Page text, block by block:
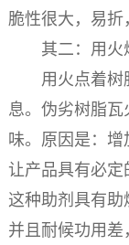
脆性很大，易折
其二：用火
用火点着树
息。伪劣树脂
味。原因是：
让产品具有必
这种助剂具有
并且耐候功用差